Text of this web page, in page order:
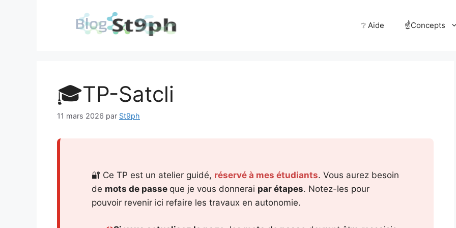
❔ Aide ☝️Concepts
🎓TP-Satcli
11 mars 2026 par St9ph
🔐 Ce TP est un atelier guidé, réservé à mes étudiants. Vous aurez besoin
de mots de passe que je vous donnerai par étapes. Notez-les pour
pouvoir revenir ici refaire les travaux en autonomie.
Reverse
Marketing
sens au
digital